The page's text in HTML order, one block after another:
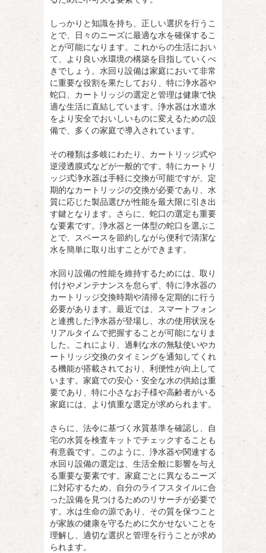
しっかりと知識を持ち、正しい選択を行うこ
とで、日々のニーズに最適な水を確保するこ
とが可能になります。これからの生活におい
て、より良い水環境の構築を目指していくべ
きでしょう。水回り設備は家庭において非常
に重要な役割を果たしており、特に浄水器や
蛇口、カートリッジの選定と管理は健康で快
適な生活に直結しています。浄水器は水道水
をより安全でおいしいものに変えるための設
備で、多くの家庭で導入されています。
その種類は多岐にわたり、カートリッジ式や
逆浸透膜式などが一般的です。特にカートリ
ッジ式浄水器は手軽に交換が可能ですが、定
期的なカートリッジの交換が必要であり、水
質に応じた製品選びが性能を最大限に引き出
す鍵となります。さらに、蛇口の選定も重要
な要素です。浄水器と一体型の蛇口を選ぶこ
とで、スペースを節約しながら便利で清潔な
水を簡単に取り出すことができます。
水回り設備の性能を維持するためには、取り
付けやメンテナンスを怠らず、特に浄水器の
カートリッジ交換時期や清掃を定期的に行う
必要があります。最近では、スマートフォン
と連携した浄水器が登場し、水の使用状況を
リアルタイムで把握することが可能になりま
した。これにより、過剰な水の無駄使いやカ
ートリッジ交換のタイミングを通知してくれ
る機能が搭載されており、利便性が向上して
います。家庭での安心・安全な水の供給は重
要であり、特に小さなお子様や高齢者がいる
家庭には、より慎重な選定が求められます。
さらに、法令に基づく水質基準を確認し、自
宅の水質を検査キットでチェックすることも
有意義です。このように、浄水器や関連する
水回り設備の選定は、生活全般に影響を与え
る重要な要素です。家庭ごとに異なるニーズ
に対応するため、自分のライフスタイルに合
った設備を見つけるためのリサーチが必要で
す。水は生命の源であり、その質を保つこと
が家族の健康を守るために欠かせないことを
理解し、適切な選択と管理を行うことが求め
られます。